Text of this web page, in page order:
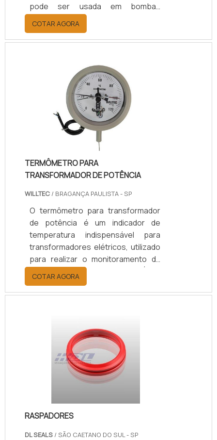
pode ser usada em bombas
reciprocantes, além de reatores,
agitadores entre outros. Tem um
ótimo desempenho com gases,
substâncias, suporta baixas
temperaturas, ou até
280°c.Características vantajosas do
produto Ótima resistência; Custo-
benefício atrativo; Vida útil
prolongada; Entre outros.As
gaxetas são produzidas em grande
COTAR AGORA
TERMÔMETRO PARA
TRANSFORMADOR DE POTÊNCIA
WILLTEC / BRAGANÇA PAULISTA - SP
O termômetro para transformador
de potência é um indicador de
temperatura indispensável para
transformadores elétricos, utilizado
para realizar o monitoramento da
temperatura do enrolamento. É um
dispositivo que funciona dentro dos
princípios da indução de corrente
termômetros para transformadores
de potência Garante o uso de
energia em residências e indústrias;
Indica a temperatura indispensável
para transformadores elétricos;
COTAR AGORA
RASPADORES
DL SEALS / SÃO CAETANO DO SUL - SP